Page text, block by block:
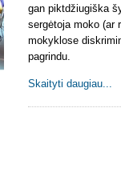
gan piktdžiugiška
sergėtoja moko (ar
mokyklose
pagrindu.
Skaityti daugiau...